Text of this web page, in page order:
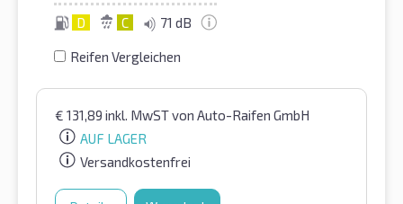
D C 71 dB
Reifen Vergleichen
€ 131,89 inkl. MwSTvon Auto-Raifen GmbH
AUF LAGER
Versandkostenfrei